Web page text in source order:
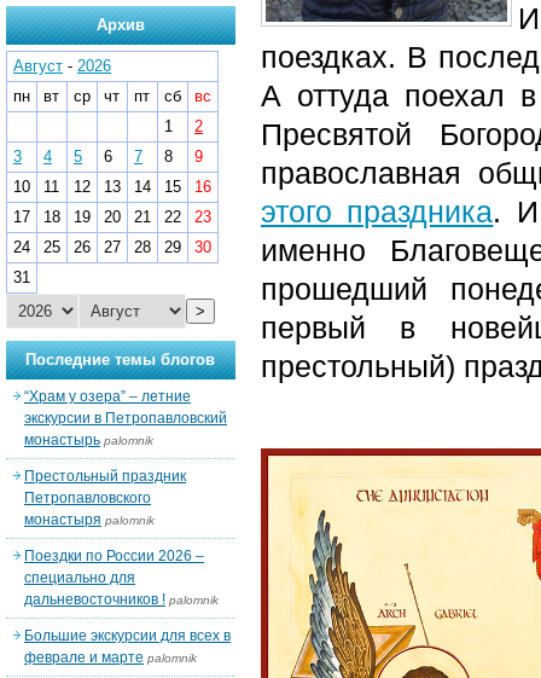
поездках. В
А оттуда поехал
Пресвятой
православная
этого праздника.
именно
прошедший
первый в
престольный)
Архив
Август - 2026
пн
вт ср чт пт сб
вс
1
2
3
4 5 6 7 8
9
10
11 12 13 14 15
16
17
18 19 20 21 22
23
24
25 26 27 28 29
30
31
>
Последние темы блогов
“Храм у озера” – летние
экскурсии в Петропавловский
монастырь palomnik
Престольный праздник
Петропавловского
монастыря palomnik
Поездки по России 2026 –
специально для
дальневосточников ! palomnik
Большие экскурсии для всех в
феврале и марте palomnik